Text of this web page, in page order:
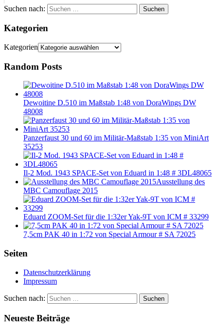
Suchen nach: Suchen
Kategorien
Kategorien
Random Posts
Dewoitine D.510 im Maßstab 1:48 von DoraWings DW
48008
Panzerfaust 30 und 60 im Militär-Maßstab 1:35 von MiniArt
35253
Il-2 Mod. 1943 SPACE-Set von Eduard in 1:48 # 3DL48065
Ausstellung des
MBC Camouflage 2015
Eduard ZOOM-Set für die 1:32er Yak-9T von ICM # 33299
7,5cm PAK 40 in 1:72 von Special Armour # SA 72025
Seiten
Datenschutzerklärung
Impressum
Suchen nach: Suchen
Neueste Beiträge